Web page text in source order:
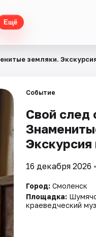
Ещё
земляки.
Событие
Свой след
16 декабря 2026
Город: Смоленск
Площадка:
краеведческий